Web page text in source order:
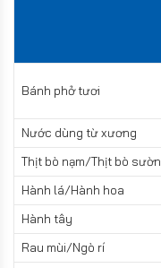
Bánh phở tươi
Nước dùng từ xương
Thịt bò nạm/Thịt bò sườn
Hành lá/Hành hoa
Hành tây
Rau mùi/Ngò rí